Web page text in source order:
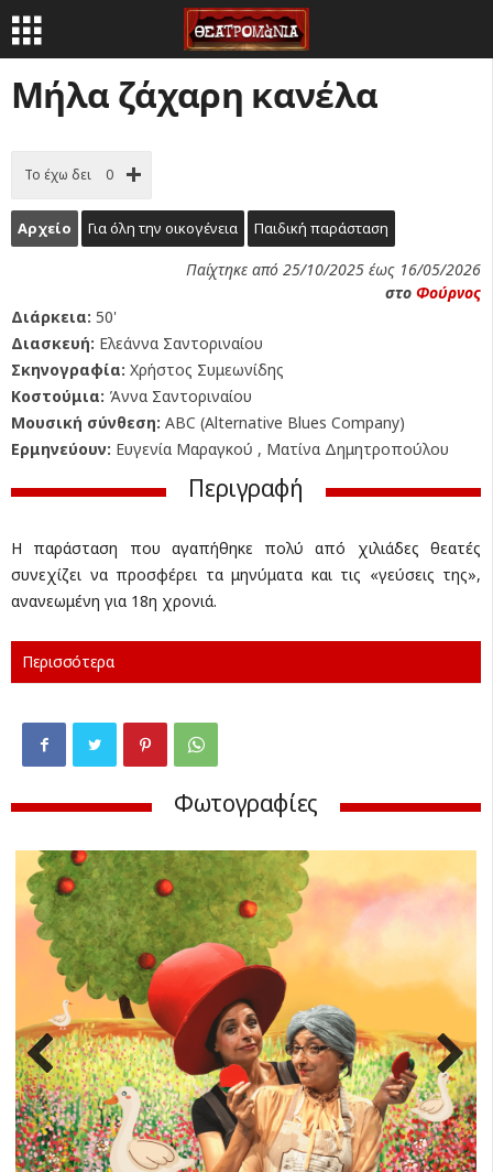
Μήλα ζάχαρη κανέλα
Το έχω δει 0
Αρχείο Για όλη την οικογένεια Παιδική παράσταση
Παίχτηκε από 25/10/2025 έως 16/05/2026
στο Φούρνος
Διάρκεια: 50'
Διασκευή: Ελεάννα Σαντοριναίου
Σκηνογραφία: Χρήστος Συμεωνίδης
Κοστούμια: Άννα Σαντοριναίου
Μουσική σύνθεση: ABC (Alternative Blues Company)
Ερμηνεύουν: Ευγενία Μαραγκού , Ματίνα Δημητροπούλου
Περιγραφή
Η παράσταση που αγαπήθηκε πολύ από χιλιάδες θεατές
συνεχίζει να προσφέρει τα μηνύματα και τις «γεύσεις της»,
ανανεωμένη για 18η χρονιά.
Περισσότερα
Φωτογραφίες
Previ
ous
Next